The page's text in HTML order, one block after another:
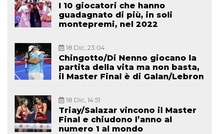
I 10 giocatori che hanno
guadagnato di più, in soli
montepremi, nel 2022
18 Dic, 23:04
Chingotto/Di Nenno giocano la
partita della vita ma non basta,
il Master Final è di Galan/Lebron
18 Dic, 14:51
Triay/Salazar vincono il Master
Final e chiudono l’anno al
numero 1 al mondo